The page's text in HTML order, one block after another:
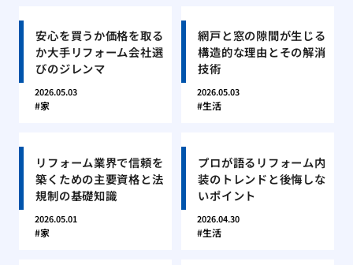
安心を買うか価格を取る
か大手リフォーム会社選
びのジレンマ
2026.05.03
家
網戸と窓の隙間が生じる
構造的な理由とその解消
技術
2026.05.03
生活
リフォーム業界で信頼を
築くための主要資格と法
規制の基礎知識
2026.05.01
家
プロが語るリフォーム内
装のトレンドと後悔しな
いポイント
2026.04.30
生活